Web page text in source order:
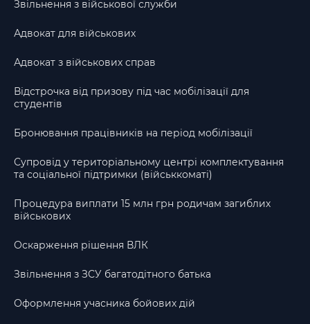
Звільнення з військової служби
Адвокат для військових
Адвокат з військових справ
Відстрочка від призову під час мобілізації для
студентів
Бронювання працівників на період мобілізації
Супровід у територіальному центрі комплектування
та соціальної підтримки (військкоматі)
Процедура виплати 15 млн грн родичам загиблих
військових
Оскарження рішення ВЛК
Звільнення з ЗСУ багатодітного батька
Оформлення учасника бойових дій